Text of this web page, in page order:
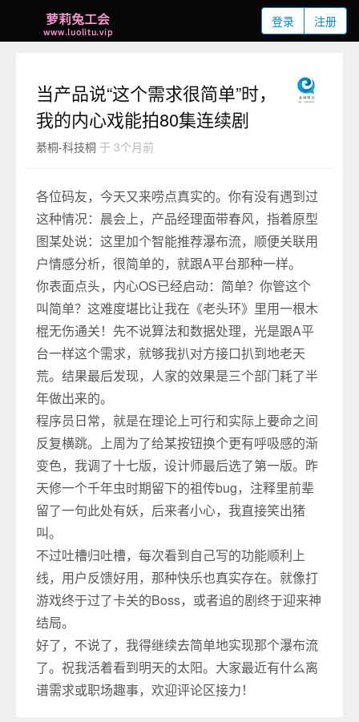
登录 注册
当产品说“这个需求很简单”时，
我的内心戏能拍80集连续剧
綦桐-科技桐 于 3个月前
各位码友，今天又来唠点真实的。你有没有遇到过
这种情况：晨会上，产品经理面带春风，指着原型
图某处说：这里加个智能推荐瀑布流，顺便关联用
户情感分析，很简单的，就跟A平台那种一样。
你表面点头，内心OS已经启动：简单？你管这个
叫简单？这难度堪比让我在《老头环》里用一根木
棍无伤通关！先不说算法和数据处理，光是跟A平
台一样这个需求，就够我扒对方接口扒到地老天
荒。结果最后发现，人家的效果是三个部门耗了半
年做出来的。
程序员日常，就是在理论上可行和实际上要命之间
反复横跳。上周为了给某按钮换个更有呼吸感的渐
变色，我调了十七版，设计师最后选了第一版。昨
天修一个千年虫时期留下的祖传bug，注释里前辈
留了一句此处有妖，后来者小心，我直接笑出猪
叫。
不过吐槽归吐槽，每次看到自己写的功能顺利上
线，用户反馈好用，那种快乐也真实存在。就像打
游戏终于过了卡关的Boss，或者追的剧终于迎来神
结局。
好了，不说了，我得继续去简单地实现那个瀑布流
了。祝我活着看到明天的太阳。大家最近有什么离
谱需求或职场趣事，欢迎评论区接力！